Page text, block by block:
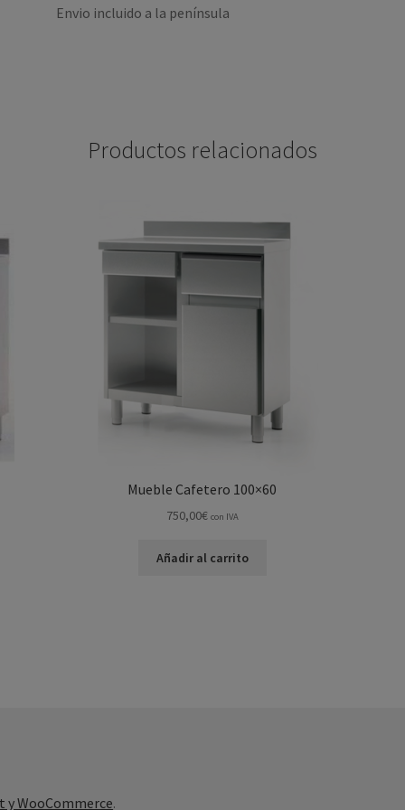
Envio incluido a la península
Productos relacionados
Mueble Cafetero 100×60
750,00€ con IVA
Añadir al carrito
y WooCommerce.